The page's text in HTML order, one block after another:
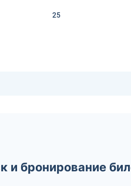
25
и бронирование